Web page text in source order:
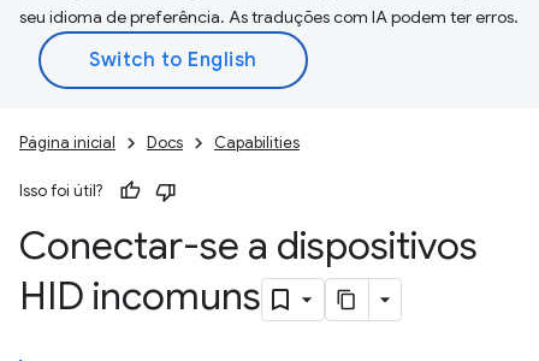
seu idioma de preferência. As traduções com IA podem ter erros.
Página inicial Docs Capabilities
Isso foi útil?
Conectar-se a dispositivos
HID incomuns